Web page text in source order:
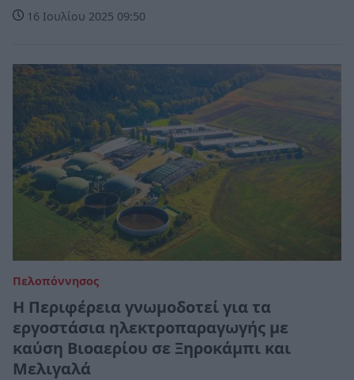
16 Ιουλίου 2025 09:50
Πελοπόννησος
Η Περιφέρεια γνωμοδοτεί για τα
εργοστάσια ηλεκτροπαραγωγής με
καύση Βιοαερίου σε Ξηροκάμπι και
Μελιγαλά